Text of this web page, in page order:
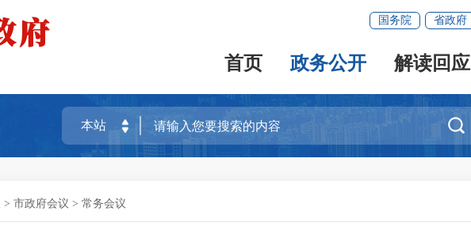
国务院 省政府
首页 政务公开 解读回应

> 市政府会议 > 常务会议